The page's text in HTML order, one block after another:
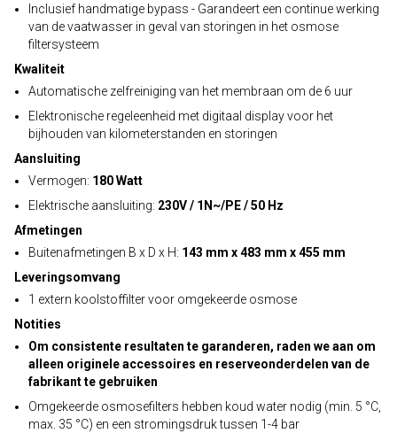
Inclusief handmatige bypass - Garandeert een continue werking
van de vaatwasser in geval van storingen in het osmose
filtersysteem
Kwaliteit
Automatische zelfreiniging van het membraan om de 6 uur
Elektronische regeleenheid met digitaal display voor het
bijhouden van kilometerstanden en storingen
Aansluiting
Vermogen: 180 Watt
Elektrische aansluiting: 230V / 1N~/PE / 50 Hz
Afmetingen
Buitenafmetingen B x D x H: 143 mm x 483 mm x 455 mm
Leveringsomvang
1 extern koolstoffilter voor omgekeerde osmose
Notities
Om consistente resultaten te garanderen, raden we aan om
alleen originele accessoires en reserveonderdelen van de
fabrikant te gebruiken
Omgekeerde osmosefilters hebben koud water nodig (min. 5 °C,
max. 35 °C) en een stromingsdruk tussen 1-4 bar